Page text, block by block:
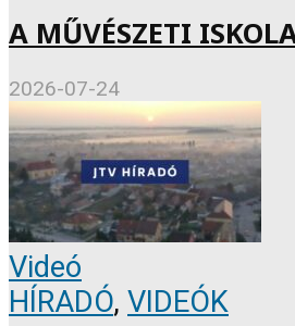
A MŰVÉSZETI
2026-07-24
Videó
HÍRADÓ, VIDEÓK